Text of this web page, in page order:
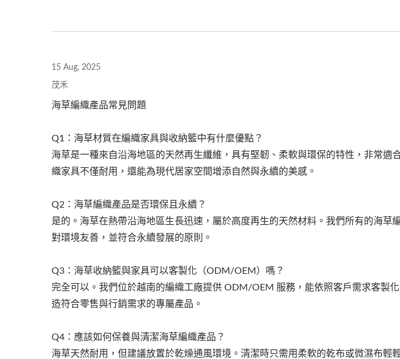
15 Aug, 2025
茂禾
海草編織產品常見問題
Q1：海草材質在編織家具與收納籃中有什麼優點？
海草是一種來自沿海地區的天然再生纖維，具有堅韌、柔軟與環保的特性，非常適
織家具不僅耐用，還能為現代居家空間增添自然與永續的美感。
Q2：海草編織產品是否環保且永續？
是的。海草在熱帶沿海地區生長迅速，屬於高度再生的天然材料。我們所有的海草
對環境友善，並符合永續發展的原則。
Q3：海草收納籃與家具可以客製化（ODM/OEM）嗎？
完全可以。我們位於越南的編織工廠提供 ODM/OEM 服務，能依照客戶需求客製
造符合零售與行銷需求的專屬產品。
Q4：應該如何保養與清潔海草編織產品？
海草天然耐用，但建議放置於乾燥通風環境。清潔時只需用柔軟的乾布或微濕布輕